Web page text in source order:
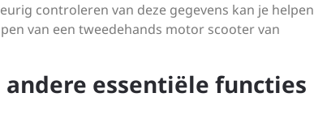
controleren van deze gegevens kan je helpen
van een tweedehands motor scooter van
essentiële functies